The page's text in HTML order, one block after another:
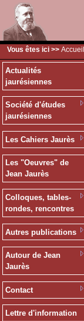
Vous êtes ici >> Accueil
Actualités
jaurésiennes
Société d'études
jaurésiennes
Les Cahiers Jaurès
Les "Oeuvres" de
Jean Jaurès
Colloques, tables-
rondes, rencontres
Autres publications
Autour de Jean
Jaurès
Contact
Lettre d'information